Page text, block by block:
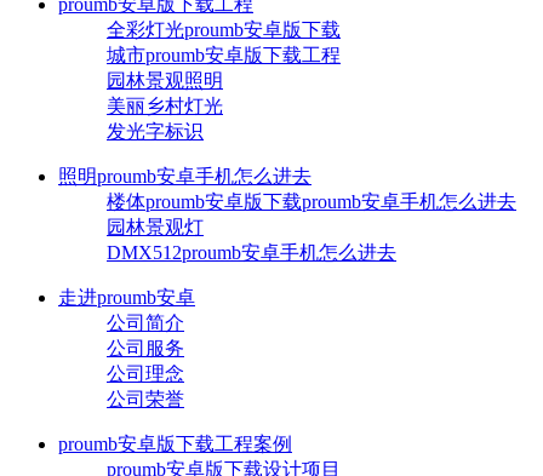
proumb安卓版下载工程
全彩灯光proumb安卓版下载
城市proumb安卓版下载工程
园林景观照明
美丽乡村灯光
发光字标识
照明proumb安卓手机怎么进去
楼体proumb安卓版下载proumb安卓手机怎么进去
园林景观灯
DMX512proumb安卓手机怎么进去
走进proumb安卓
公司简介
公司服务
公司理念
公司荣誉
proumb安卓版下载工程案例
proumb安卓版下载设计项目